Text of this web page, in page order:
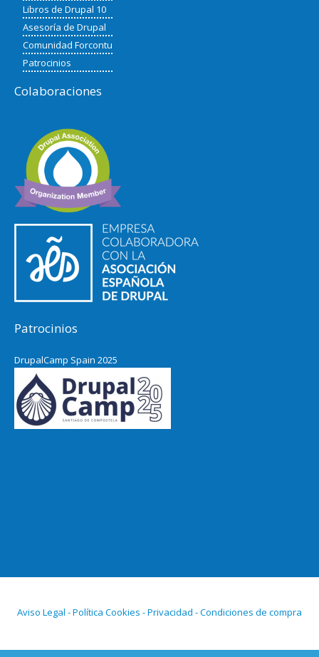
Libros de Drupal 10
Asesoría de Drupal
Comunidad Forcontu
Patrocinios
Colaboraciones
Patrocinios
DrupalCamp Spain 2025
Aviso Legal - Política Cookies - Privacidad - Condiciones de compra